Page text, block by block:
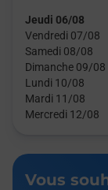
Jeudi 06/08
Vendredi 07/08
Samedi 08/08
Dimanche 09/08
Lundi 10/08
Mardi 11/08
Mercredi 12/08
Vous